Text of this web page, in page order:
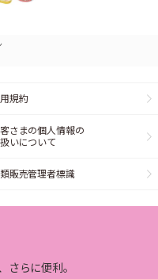
規約
さまの個人情報の
いについて
販売管理者標識
さらに便利。